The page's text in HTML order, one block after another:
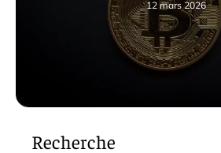
12 mars 2026
Recherche